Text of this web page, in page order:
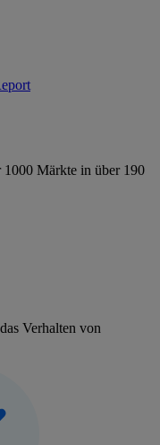
Märkte in über 190
Verhalten von